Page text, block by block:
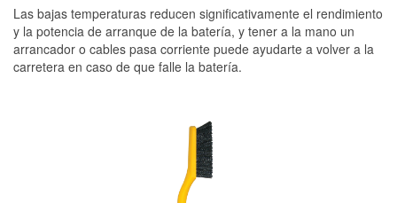
Las bajas temperaturas reducen significativamente el rendimiento
y la potencia de arranque de la batería, y tener a la mano un
arrancador o cables pasa corriente puede ayudarte a volver a la
carretera en caso de que falle la batería.